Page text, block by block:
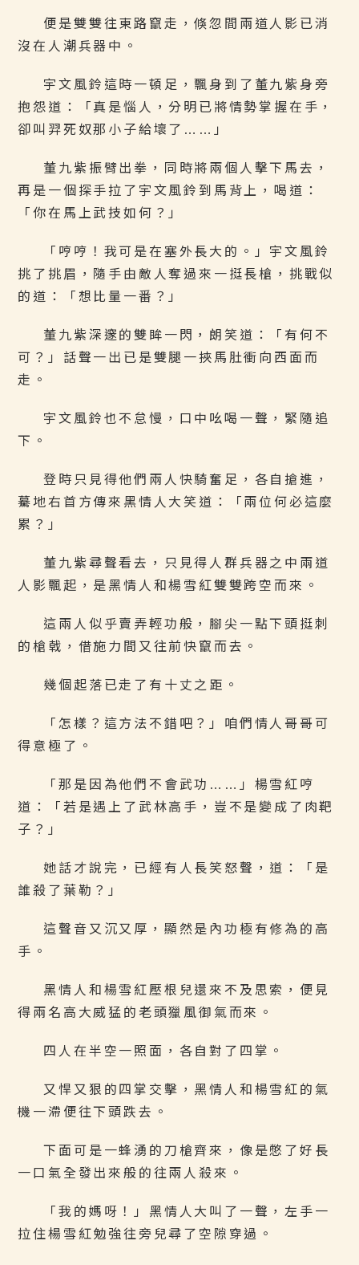
便是雙雙往東路竄走，倏忽間兩道人影已消
沒在人潮兵器中。
宇文風鈴這時一頓足，飄身到了董九紫身旁
抱怨道：「真是惱人，分明已將情勢掌握在手，
卻叫羿死奴那小子給壞了……」
董九紫振臂出拳，同時將兩個人擊下馬去，
再是一個探手拉了宇文風鈴到馬背上，喝道：
「你在馬上武技如何？」
「哼哼！我可是在塞外長大的。」宇文風鈴
挑了挑眉，隨手由敵人奪過來一挺長槍，挑戰似
的道：「想比量一番？」
董九紫深邃的雙眸一閃，朗笑道：「有何不
可？」話聲一出已是雙腿一挾馬肚衝向西面而
走。
宇文風鈴也不怠慢，口中吆喝一聲，緊隨追
下。
登時只見得他們兩人快騎奮足，各自搶進，
驀地右首方傳來黑情人大笑道：「兩位何必這麼
累？」
董九紫尋聲看去，只見得人群兵器之中兩道
人影飄起，是黑情人和楊雪紅雙雙跨空而來。
這兩人似乎賣弄輕功般，腳尖一點下頭挺刺
的槍戟，借施力間又往前快竄而去。
幾個起落已走了有十丈之距。
「怎樣？這方法不錯吧？」咱們情人哥哥可
得意極了。
「那是因為他們不會武功……」楊雪紅哼
道：「若是遇上了武林高手，豈不是變成了肉靶
子？」
她話才說完，已經有人長笑怒聲，道：「是
誰殺了葉勒？」
這聲音又沉又厚，顯然是內功極有修為的高
手。
黑情人和楊雪紅壓根兒還來不及思索，便見
得兩名高大威猛的老頭獵風御氣而來。
四人在半空一照面，各自對了四掌。
又悍又狠的四掌交擊，黑情人和楊雪紅的氣
機一滯便往下頭跌去。
下面可是一蜂湧的刀槍齊來，像是憋了好長
一口氣全發出來般的往兩人殺來。
「我的媽呀！」黑情人大叫了一聲，左手一
拉住楊雪紅勉強往旁兒尋了空隙穿過。